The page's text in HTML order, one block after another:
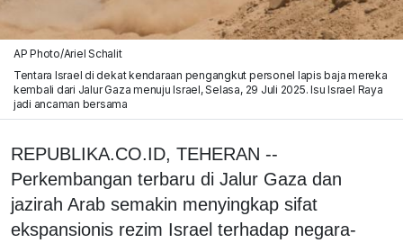
AP Photo/Ariel Schalit
Tentara Israel di dekat kendaraan pengangkut personel lapis baja mereka
kembali dari Jalur Gaza menuju Israel, Selasa, 29 Juli 2025. Isu Israel Raya
jadi ancaman bersama
REPUBLIKA.CO.ID, TEHERAN --
Perkembangan terbaru di Jalur Gaza dan
jazirah Arab semakin menyingkap sifat
ekspansionis rezim Israel terhadap negara-